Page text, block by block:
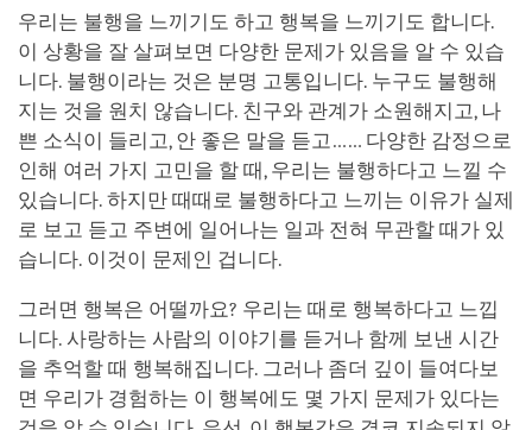
우리는 불행을 느끼기도 하고 행복을 느끼기도 합니다.
이 상황을 잘 살펴보면 다양한 문제가 있음을 알 수 있습
니다. 불행이라는 것은 분명 고통입니다. 누구도 불행해
지는 것을 원치 않습니다. 친구와 관계가 소원해지고, 나
쁜 소식이 들리고, 안 좋은 말을 듣고…… 다양한 감정으로
인해 여러 가지 고민을 할 때, 우리는 불행하다고 느낄 수
있습니다. 하지만 때때로 불행하다고 느끼는 이유가 실제
로 보고 듣고 주변에 일어나는 일과 전혀 무관할 때가 있
습니다. 이것이 문제인 겁니다.
그러면 행복은 어떨까요? 우리는 때로 행복하다고 느낍
니다. 사랑하는 사람의 이야기를 듣거나 함께 보낸 시간
을 추억할 때 행복해집니다. 그러나 좀더 깊이 들여다보
면 우리가 경험하는 이 행복에도 몇 가지 문제가 있다는